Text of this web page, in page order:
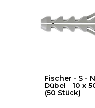
Fischer - S -
Dübel - 10 x
(50 Stück)